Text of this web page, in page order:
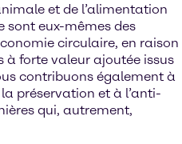
et de l’alimentation
sont eux-mêmes des
circulaire, en raison
à forte valeur ajoutée issus
contribuons également à
préservation et à l’anti-
qui, autrement,